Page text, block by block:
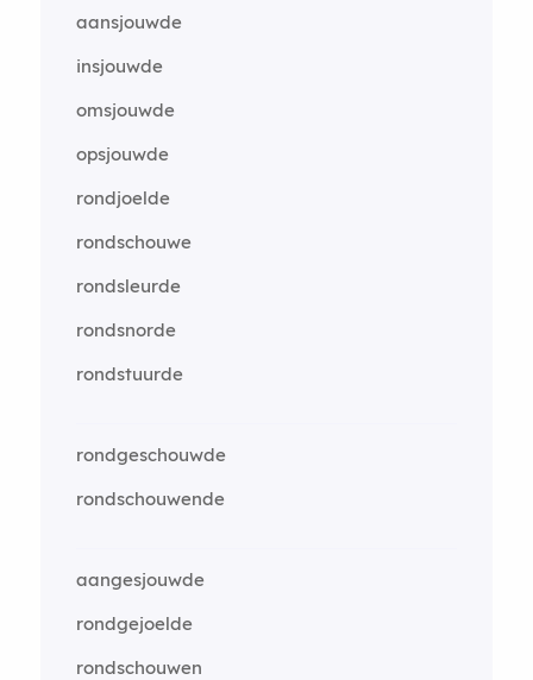
aansjouwde
insjouwde
omsjouwde
opsjouwde
rondjoelde
rondschouwe
rondsleurde
rondsnorde
rondstuurde
rondgeschouwde
rondschouwende
aangesjouwde
rondgejoelde
rondschouwen